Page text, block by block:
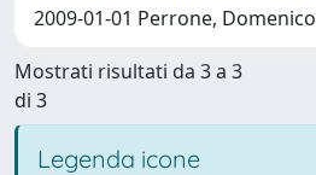
2009-01-01 Perrone, Domenico
Mostrati risultati da 3 a 3
di 3
Legenda icone